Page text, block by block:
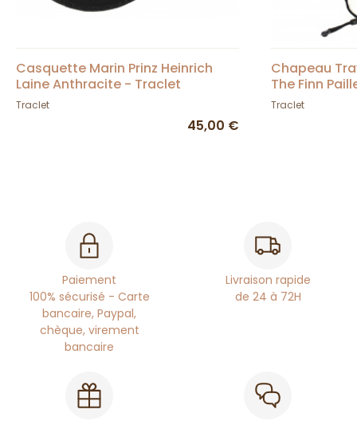
Casquette Marin Prinz Heinrich
Laine Anthracite - Traclet
Traclet
45,00 €
Chapeau
The Finn
Traclet
Paiement
100% sécurisé - Carte
bancaire, Paypal,
chèque, virement
bancaire
Livraison rapide
de 24 à 72H